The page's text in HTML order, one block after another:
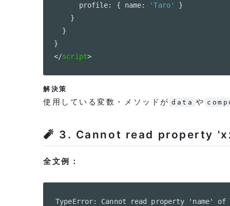
      profile
: { name: 'Taro'
}
}
}
}
</script>
解決策
使用している変数・メソッドが data や
🧨 3. Cannot read property
全文例：
TypeError: Cannot read property 'name' of